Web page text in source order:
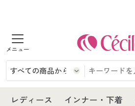
商品を探す
レディース
インナー・下着
レディース インナー・下着
レディース
レディース通販すべて
レディースファッション
インナー・下着
インナー・下着通販すべて
メンズ